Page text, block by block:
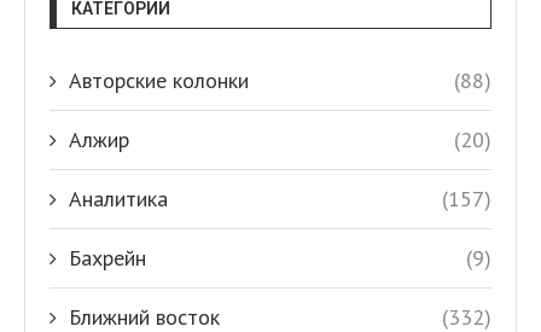
КАТЕГОРИИ
Авторские колонки (88)
Алжир (20)
Аналитика (157)
Бахрейн (9)
Ближний восток (332)